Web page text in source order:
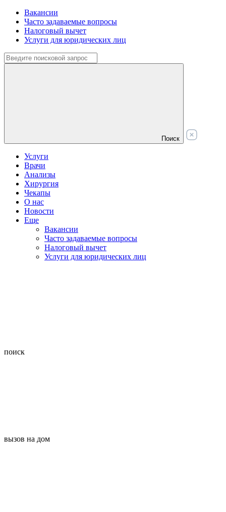
Вакансии
Часто задаваемые вопросы
Налоговый вычет
Услуги для юридических лиц
Поиск
Услуги
Врачи
Анализы
Хирургия
Чекапы
О нас
Новости
Еще
Вакансии
Часто задаваемые вопросы
Налоговый вычет
Услуги для юридических лиц
поиск
вызов на дом